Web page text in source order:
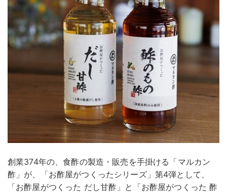
創業374年の、食酢の製造・販売を手掛ける「マルカン
酢」が、「お酢屋がつくったシリーズ」第4弾として、
「お酢屋がつくった だし甘酢」と「お酢屋がつくった 酢